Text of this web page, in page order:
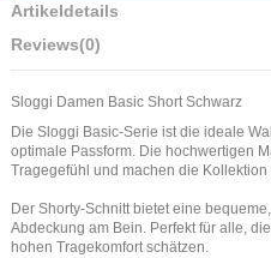
Artikeldetails
Reviews(0)
Sloggi Damen Basic Short Schwarz
Die Sloggi Basic-Serie ist die ideale
optimale Passform. Die hochwertigen
Tragegefühl und machen die
Der Shorty-Schnitt bietet eine
Abdeckung am Bein. Perfekt für alle,
hohen Tragekomfort schätzen.